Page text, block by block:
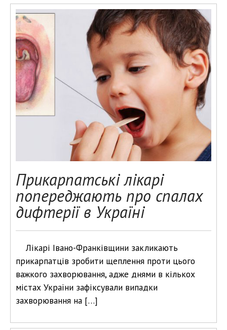
Прикарпатські лікарі
попереджають про спалах
дифтерії в Україні
Лікарі Івано-Франківщини закликають
прикарпатців зробити щеплення проти цього
важкого захворювання, адже днями в кількох
містах України зафіксували випадки
захворювання на […]